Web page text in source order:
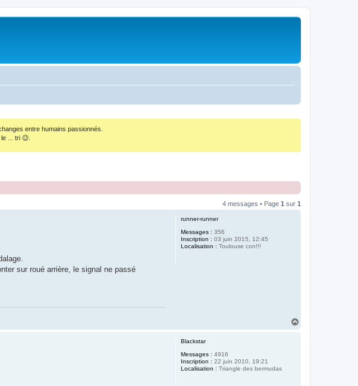
entre humains passionnés.
... tri 😉.
4 messages • Page 1 sur 1
runner-runner
Messages : 356
Inscription : 03 juin 2015, 12:45
Localisation : Toulouse con!!!
sur roué arrière, le signal ne passé
Blackstar
Messages : 4916
Inscription : 22 juin 2010, 19:21
Localisation : Triangle des bermudas